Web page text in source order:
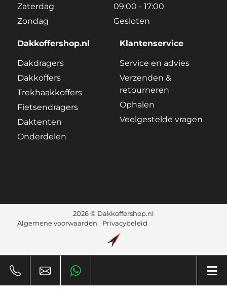
Zaterdag
09:00 - 17:00
Zondag
Gesloten
Dakkoffershop.nl
Dakdragers
Dakkoffers
Trekhaakkoffers
Fietsendragers
Daktenten
Onderdelen
Klantenservice
Service en advies
Verzenden &
retourneren
Ophalen
Veelgestelde vragen
2026 © Dakkoffershop.nl
Algemene voorwaarden
Privacybeleid